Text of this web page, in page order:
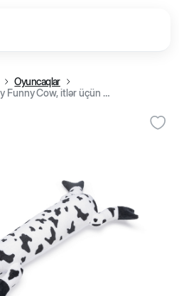
Oyuncaqlar
Beeztees Karlie Plush Dog Toy Funny Cow, itlər üçün yumşaq inək oyuncaq, 55 sm